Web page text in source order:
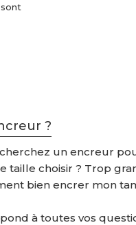
?
un encreur
taille choisir ? Trop
bien encrer mon
à toutes vos